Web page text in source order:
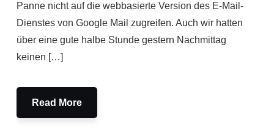
Panne nicht auf die webbasierte Version des E-Mail-
Dienstes von Google Mail zugreifen. Auch wir hatten
über eine gute halbe Stunde gestern Nachmittag
keinen […]
Read More